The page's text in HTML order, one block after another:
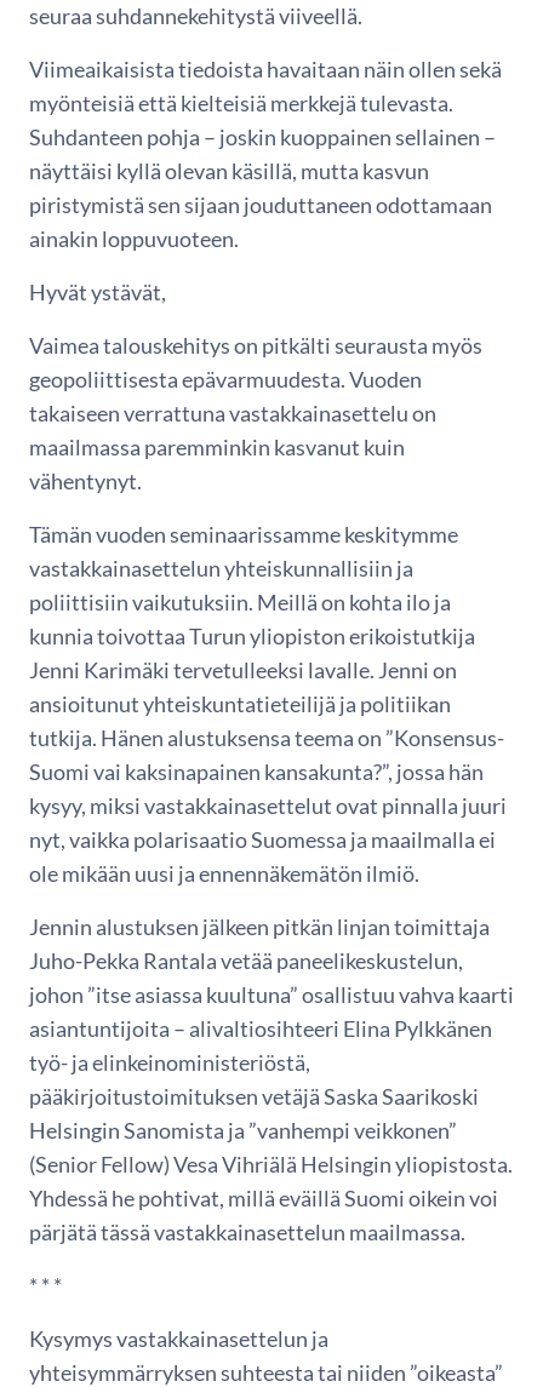
seuraa suhdannekehitystä viiveellä.
Viimeaikaisista tiedoista havaitaan näin ollen sekä
myönteisiä että kielteisiä merkkejä tulevasta.
Suhdanteen pohja – joskin kuoppainen sellainen –
näyttäisi kyllä olevan käsillä, mutta kasvun
piristymistä sen sijaan jouduttaneen odottamaan
ainakin loppuvuoteen.
Hyvät ystävät,
Vaimea talouskehitys on pitkälti seurausta myös
geopoliittisesta epävarmuudesta. Vuoden
takaiseen verrattuna vastakkainasettelu on
maailmassa paremminkin kasvanut kuin
vähentynyt.
Tämän vuoden seminaarissamme keskitymme
vastakkainasettelun yhteiskunnallisiin ja
poliittisiin vaikutuksiin. Meillä on kohta ilo ja
kunnia toivottaa Turun yliopiston erikoistutkija
Jenni Karimäki tervetulleeksi lavalle. Jenni on
ansioitunut yhteiskuntatieteilijä ja politiikan
tutkija. Hänen alustuksensa teema on ”Konsensus-
Suomi vai kaksinapainen kansakunta?”, jossa hän
kysyy, miksi vastakkainasettelut ovat pinnalla juuri
nyt, vaikka polarisaatio Suomessa ja maailmalla ei
ole mikään uusi ja ennennäkemätön ilmiö.
Jennin alustuksen jälkeen pitkän linjan toimittaja
Juho-Pekka Rantala vetää paneelikeskustelun,
johon ”itse asiassa kuultuna” osallistuu vahva kaarti
asiantuntijoita – alivaltiosihteeri Elina Pylkkänen
työ- ja elinkeinoministeriöstä,
pääkirjoitustoimituksen vetäjä Saska Saarikoski
Helsingin Sanomista ja ”vanhempi veikkonen”
(Senior Fellow) Vesa Vihriälä Helsingin yliopistosta.
Yhdessä he pohtivat, millä eväillä Suomi oikein voi
pärjätä tässä vastakkainasettelun maailmassa.
* * *
Kysymys vastakkainasettelun ja
yhteisymmärryksen suhteesta tai niiden ”oikeasta”